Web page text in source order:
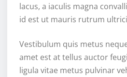
lacus, a iaculis magna
id est ut mauris rutrum
Vestibulum quis metus
amet est at tellus auctor
ligula vitae metus pulvinar